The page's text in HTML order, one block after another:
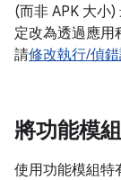
(而非 APK 大小
定改為透過應用
請修改執行/偵
將功能模
使用功能模組特